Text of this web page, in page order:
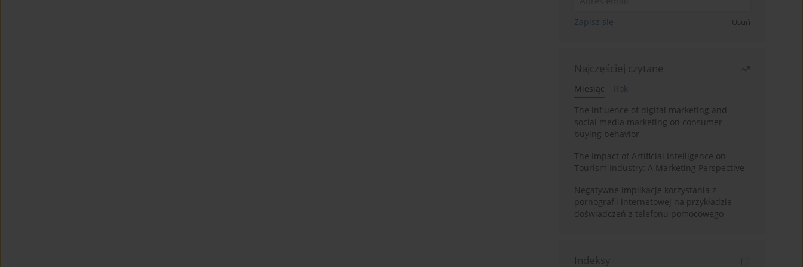
Zapisz się Usuń
Najczęściej czytane
Miesiąc
Rok
The influence of digital marketing and
social media marketing on consumer
buying behavior
The Impact of Artificial Intelligence on
Tourism Industry: A Marketing Perspective
Negatywne implikacje korzystania z
pornografii internetowej na przykładzie
doświadczeń z telefonu pomocowego
Indeksy